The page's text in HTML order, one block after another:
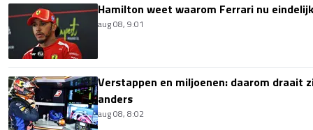
Hamilton weet waarom Ferrari nu
aug 08, 9:01
Verstappen en miljoenen: daarom draait
anders
aug 08, 8:02